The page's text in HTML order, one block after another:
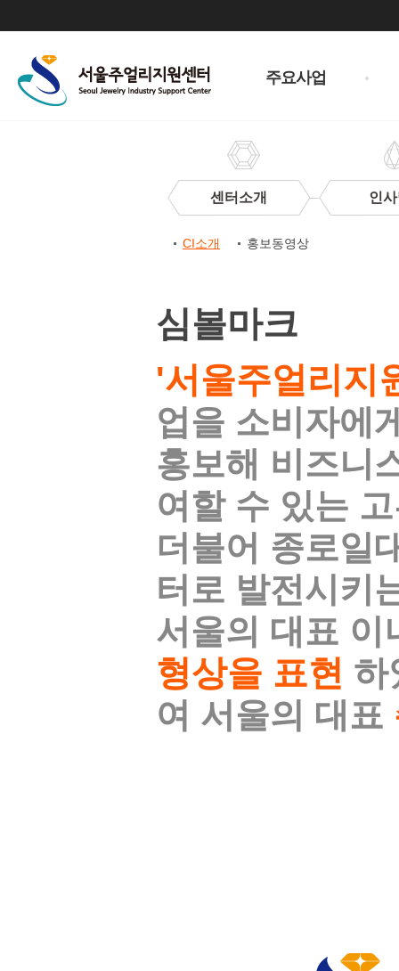
주요사업
센터소개 인
CI소개 홍보동영상
개
심볼마크
'서울주얼리지
업을 소비자에
홍보해 비즈니
여할 수 있는
더불어 종로일
터로 발전시키
서울의 대표
형상을 표현 하
여 서울의 대표